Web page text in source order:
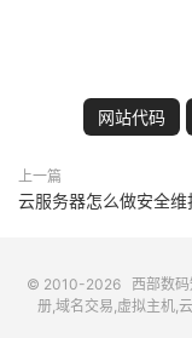
网站代码
上一篇
云服务器怎么做安全维
© 2010-2026 西部数
册,域名交易,虚拟主机,